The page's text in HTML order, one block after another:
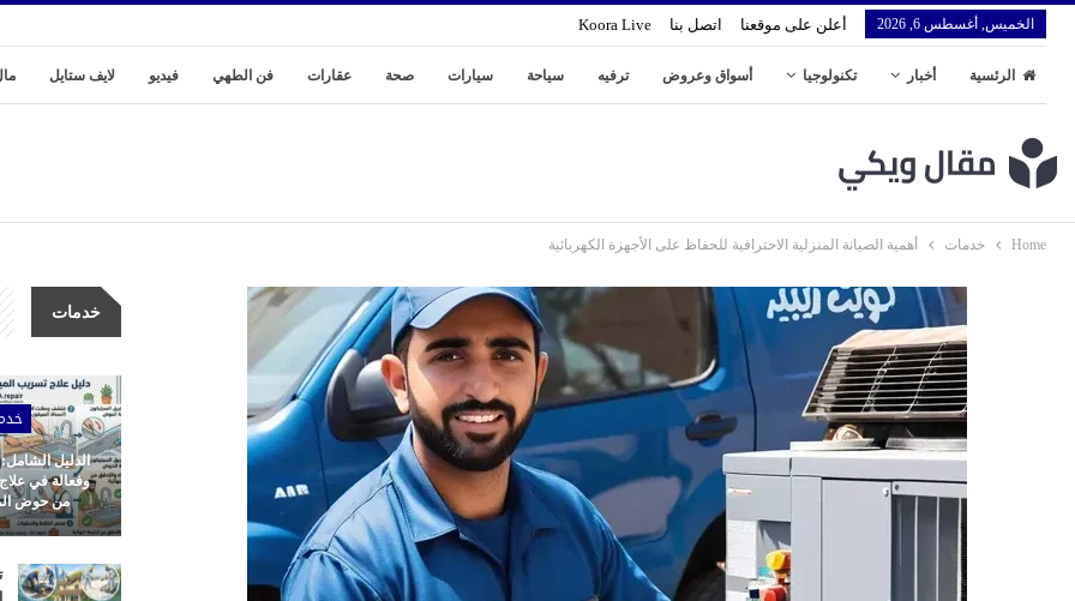
الخميس, أغسطس 6, 2026 أعلن على موقعنا اتصل بنا Koora Live
الرئسية أخبار تكنولوجيا أسواق وعروض ترفيه سياحة سيارات صحة عقارات فن الطهي فيديو لايف ستايل
Home خدمات أهمية الصيانة المنزلية الاحترافية للحفاظ على الأجهزة الكهربائية
خدمات
الدليل
وفعالة في
من حوض